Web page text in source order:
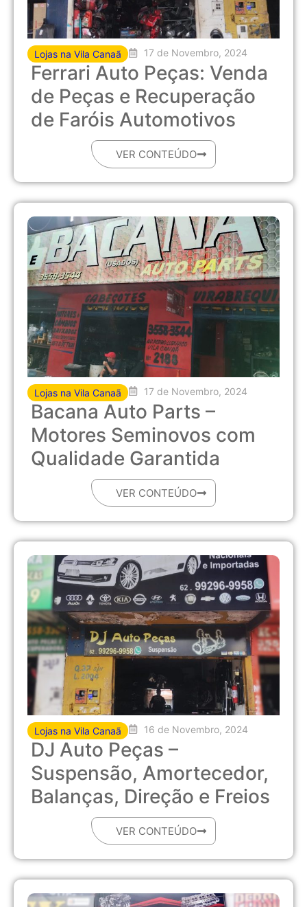
Lojas na Vila Canaã 17 de Novembro, 2024
Ferrari Auto Peças: Venda
de Peças e Recuperação
de Faróis Automotivos
VER CONTEÚDO
Lojas na Vila Canaã 17 de Novembro, 2024
Bacana Auto Parts –
Motores Seminovos com
Qualidade Garantida
VER CONTEÚDO
Lojas na Vila Canaã 16 de Novembro, 2024
DJ Auto Peças –
Suspensão, Amortecedor,
Balanças, Direção e Freios
VER CONTEÚDO